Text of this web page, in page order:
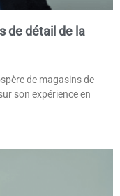
de détail de la
de magasins de
son expérience en